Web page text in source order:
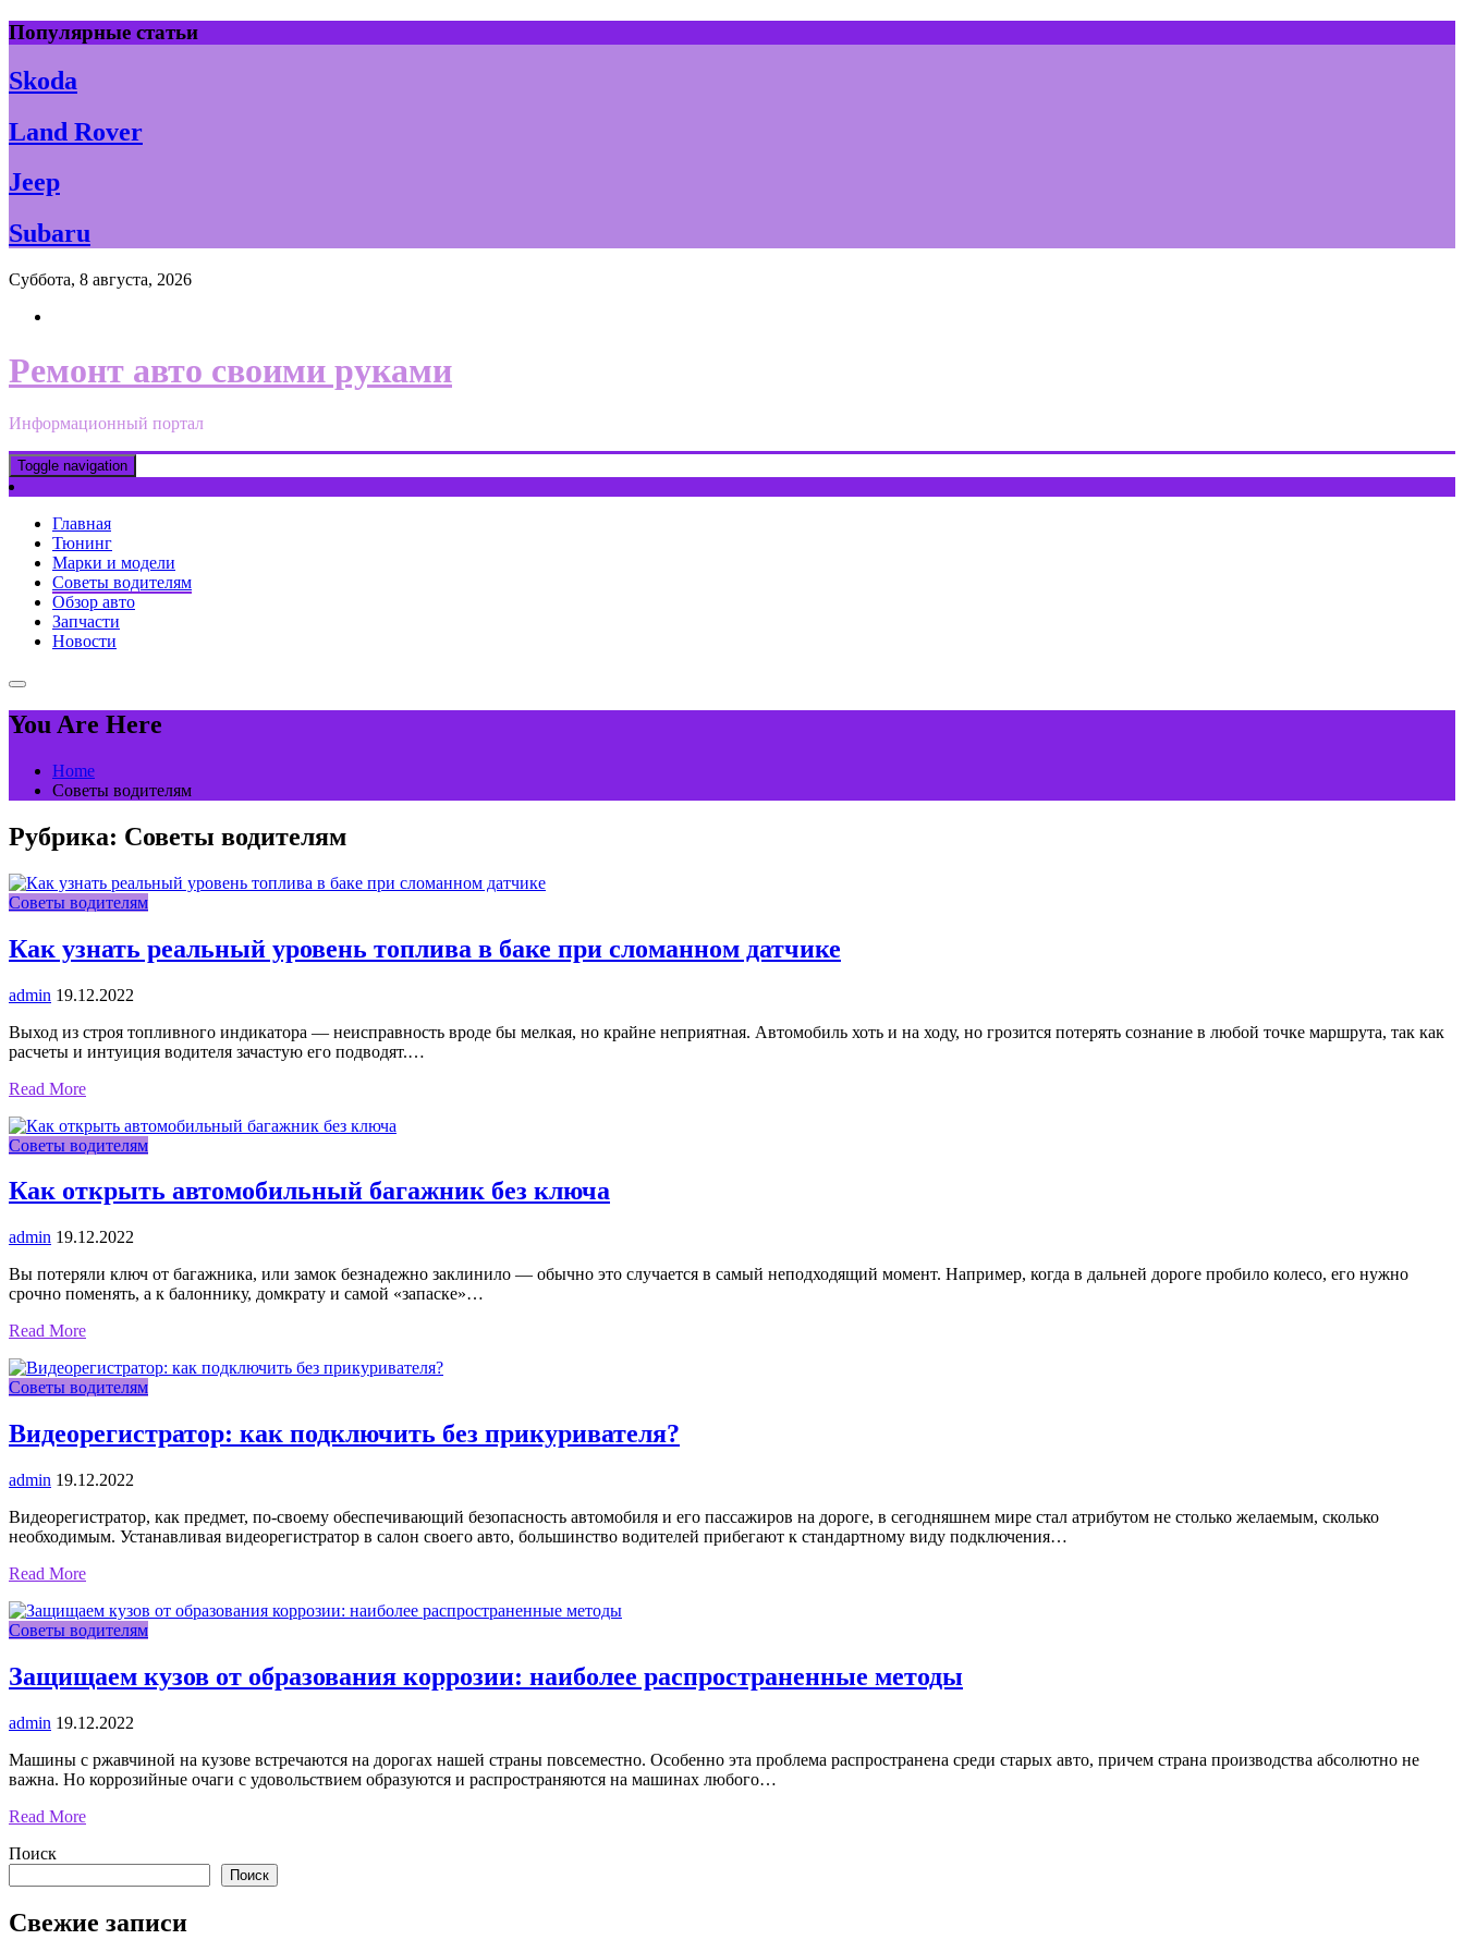
Skip
to
content
Популярные статьи
Skoda
Land Rover
Jeep
Subaru
Суббота, 8 августа, 2026
Ремонт авто своими руками
Информационный портал
Toggle navigation
Главная
Тюнинг
Марки и модели
Советы водителям
Обзор авто
Запчасти
Новости
You Are Here
Home
Советы водителям
Рубрика: Советы водителям
Советы водителям
Как узнать реальный уровень топлива в баке при сломанном датчике
admin 19.12.2022
Выход из строя топливного индикатора — неисправность вроде бы мелкая, но крайне неприятная. Автомобиль хоть и на ходу, но грозится потерять сознание в любой точке маршрута, так как
расчеты и интуиция водителя зачастую его подводят.…
Read More
Советы водителям
Как открыть автомобильный багажник без ключа
admin 19.12.2022
Вы потеряли ключ от багажника, или замок безнадежно заклинило — обычно это случается в самый неподходящий момент. Например, когда в дальней дороге пробило колесо, его нужно
срочно поменять, а к балоннику, домкрату и самой «запаске»…
Read More
Советы водителям
Видеорегистратор: как подключить без прикуривателя?
admin 19.12.2022
Видеорегистратор, как предмет, по-своему обеспечивающий безопасность автомобиля и его пассажиров на дороге, в сегодняшнем мире стал атрибутом не столько желаемым, сколько
необходимым. Устанавливая видеорегистратор в салон своего авто, большинство водителей прибегают к стандартному виду подключения…
Read More
Советы водителям
Защищаем кузов от образования коррозии: наиболее распространенные методы
admin 19.12.2022
Машины с ржавчиной на кузове встречаются на дорогах нашей страны повсеместно. Особенно эта проблема распространена среди старых авто, причем страна производства абсолютно не
важна. Но коррозийные очаги с удовольствием образуются и распространяются на машинах любого…
Read More
Поиск
Поиск
Свежие записи